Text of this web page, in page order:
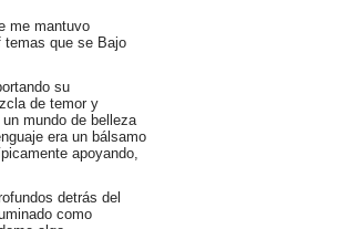
me mantuvo
temas que se Bajo
su
de temor y
mundo de belleza
era un bálsamo
apoyando,
detrás del
como